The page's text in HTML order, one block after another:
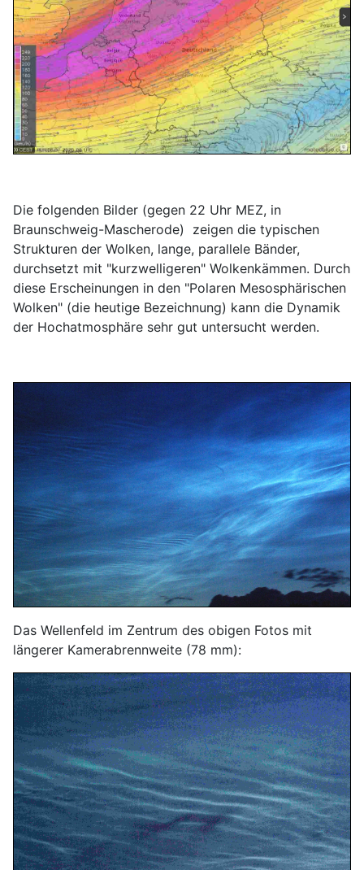
Die folgenden Bilder (gegen 22 Uhr MEZ, in
Braunschweig-Mascherode) zeigen die typischen
Strukturen der Wolken, lange, parallele Bänder,
durchsetzt mit "kurzwelligeren" Wolkenkämmen. Durch
diese Erscheinungen in den "Polaren Mesosphärischen
Wolken" (die heutige Bezeichnung) kann die Dynamik
der Hochatmosphäre sehr gut untersucht werden.
Das Wellenfeld im Zentrum des obigen Fotos mit
längerer Kamerabrennweite (78 mm):